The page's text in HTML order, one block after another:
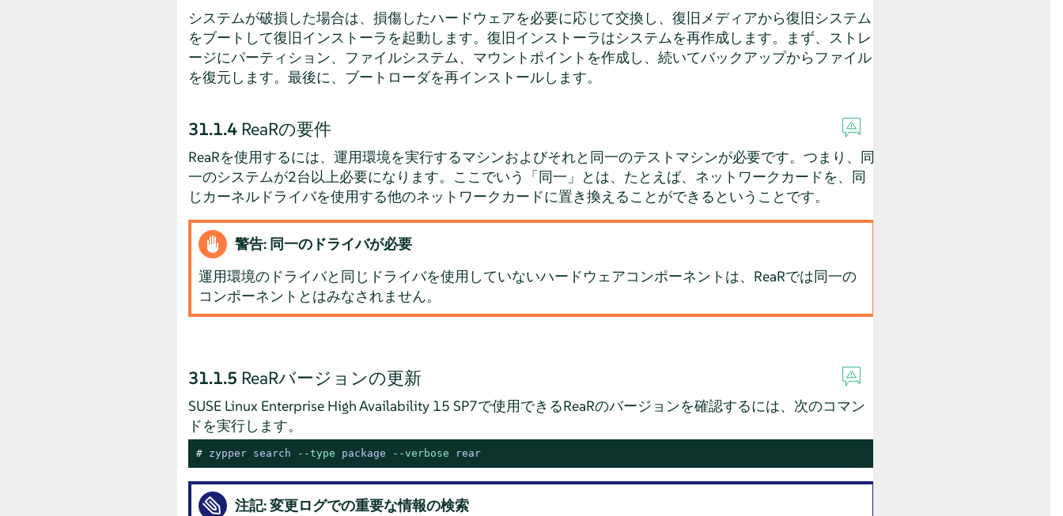
システムが破損した場合は、損傷したハードウェアを必要に応じて交換し、復旧メディアから復旧システム
をブートして復旧インストーラを起動します。復旧インストーラはシステムを再作成します。まず、ストレ
ージにパーティション、ファイルシステム、マウントポイントを作成し、続いてバックアップからファイル
を復元します。最後に、ブートローダを再インストールします。
31.1.4 ReaRの要件
ReaRを使用するには、運用環境を実行するマシンおよびそれと同一のテストマシンが必要です。つまり、同
一のシステムが2台以上必要になります。ここでいう
「同一 」 とは、たとえば、ネットワークカードを、同
じカーネルドライバを使用する他のネットワークカードに置き換えることができるということです。
警告: 同一のドライバが必要
運用環境のドライバと同じドライバを使用していないハードウェアコンポーネントは、ReaRでは同一の
コンポーネントとはみなされません。
31.1.5 ReaRバージョンの更新
SUSE Linux Enterprise High Availability 15 SP7で使用できるReaRのバージョンを確認するには、次のコマン
ドを実行します。
# zypper search --type package --verbose rear
注記: 変更ログでの重要な情報の検索